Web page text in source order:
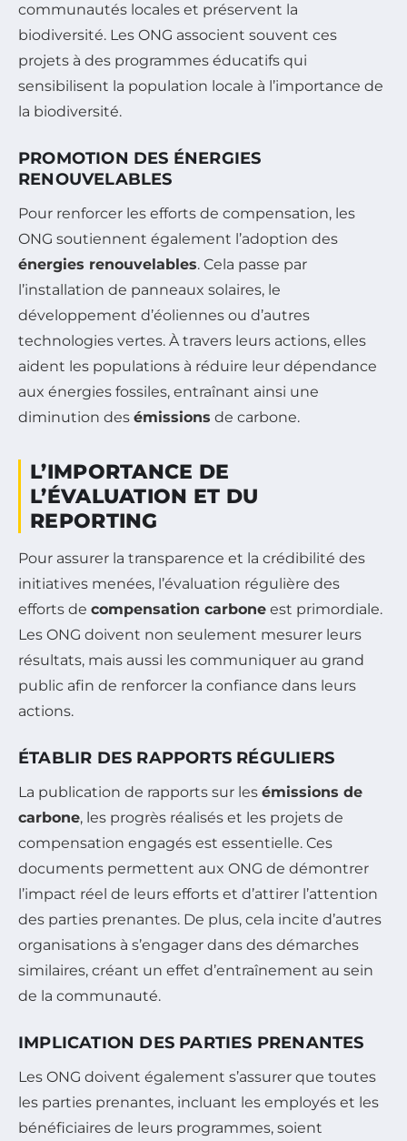
communautés locales et préservent la
biodiversité. Les ONG associent souvent ces
projets à des programmes éducatifs qui
sensibilisent la population locale à l’importance de
la biodiversité.
PROMOTION DES ÉNERGIES
RENOUVELABLES
Pour renforcer les efforts de compensation, les
ONG soutiennent également l’adoption des
énergies renouvelables. Cela passe par
l’installation de panneaux solaires, le
développement d’éoliennes ou d’autres
technologies vertes. À travers leurs actions, elles
aident les populations à réduire leur dépendance
aux énergies fossiles, entraînant ainsi une
diminution des émissions de carbone.
L’IMPORTANCE DE
L’ÉVALUATION ET DU
REPORTING
Pour assurer la transparence et la crédibilité des
initiatives menées, l’évaluation régulière des
efforts de compensation carbone est primordiale.
Les ONG doivent non seulement mesurer leurs
résultats, mais aussi les communiquer au grand
public afin de renforcer la confiance dans leurs
actions.
ÉTABLIR DES RAPPORTS RÉGULIERS
La publication de rapports sur les émissions de
carbone, les progrès réalisés et les projets de
compensation engagés est essentielle. Ces
documents permettent aux ONG de démontrer
l’impact réel de leurs efforts et d’attirer l’attention
des parties prenantes. De plus, cela incite d’autres
organisations à s’engager dans des démarches
similaires, créant un effet d’entraînement au sein
de la communauté.
IMPLICATION DES PARTIES PRENANTES
Les ONG doivent également s’assurer que toutes
les parties prenantes, incluant les employés et les
bénéficiaires de leurs programmes, soient